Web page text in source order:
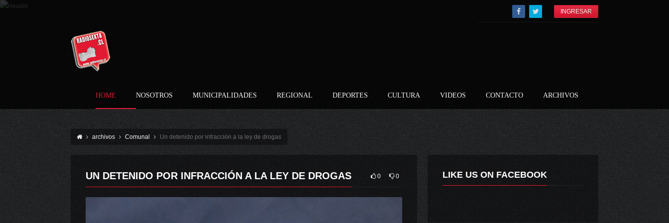
INGRESAR
HOME NOSOTROS MUNICIPALIDADES REGIONAL DEPORTES CULTURA VIDEOS CONTACTO ARCHIVOS
archivos Comunal Un detenido por infracción a la ley de drogas
0 0
UN DETENIDO POR INFRACCIÓN A LA LEY DE DROGAS LIKE US ON FACEBOOK